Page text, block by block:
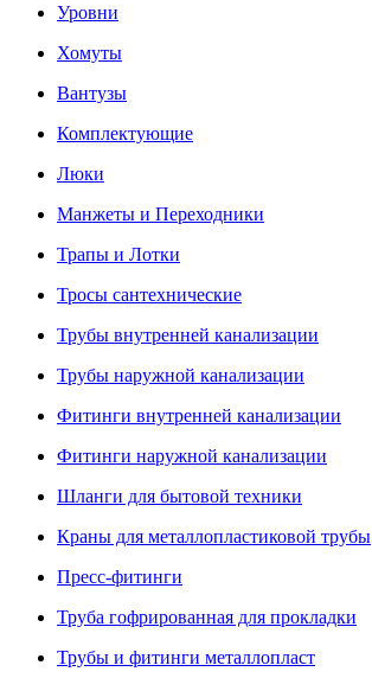
Уровни
Хомуты
Вантузы
Комплектующие
Люки
Манжеты и Переходники
Трапы и Лотки
Тросы сантехнические
Трубы внутренней канализации
Трубы наружной канализации
Фитинги внутренней канализации
Фитинги наружной канализации
Шланги для бытовой техники
Краны для металлопластиковой трубы
Пресс-фитинги
Труба гофрированная для прокладки
Трубы и фитинги металлопласт